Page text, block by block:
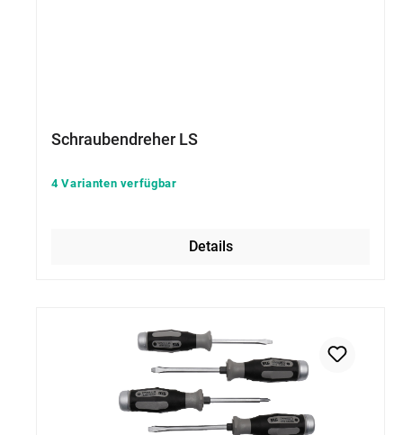
Schraubendreher LS
4 Varianten verfügbar
Details